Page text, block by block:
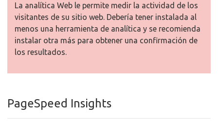
La analítica Web le permite medir la actividad de los
visitantes de su sitio web. Debería tener instalada al
menos una herramienta de analítica y se recomienda
instalar otra más para obtener una confirmación de
los resultados.
PageSpeed Insights